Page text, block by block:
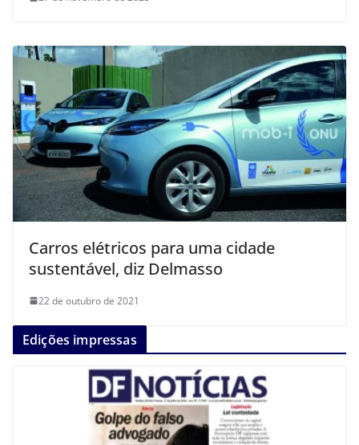
Carros elétricos para uma cidade
sustentável, diz Delmasso
22 de outubro de 2021
Edições impressas